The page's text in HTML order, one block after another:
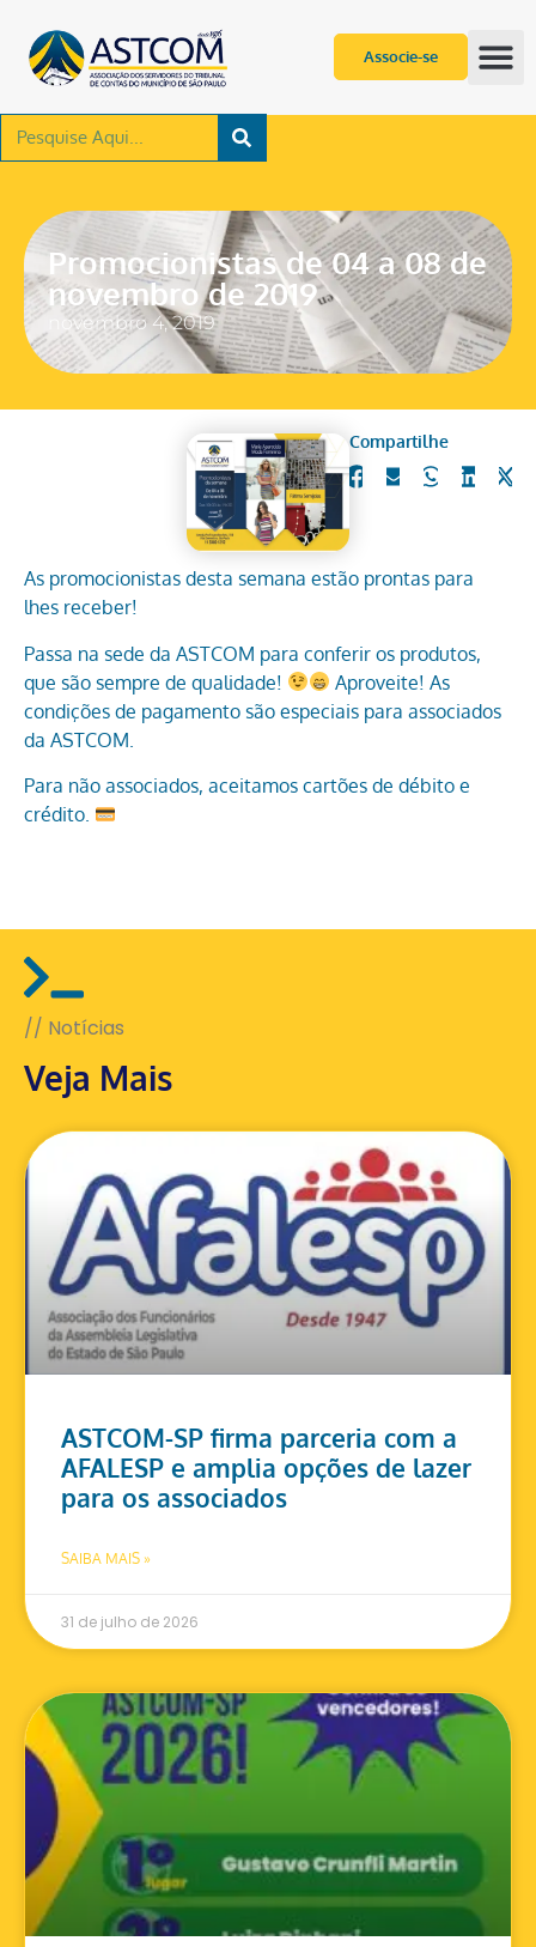
Associe-se
Promocionistas de 04 a 08 de
novembro de 2019
novembro 4, 2019
Compartilhe
As promocionistas desta semana estão prontas para
lhes receber!
Passa na sede da ASTCOM para conferir os produtos,
que são sempre de qualidade!
Aproveite! As
condições de pagamento são especiais para associados
da ASTCOM.
Para não associados, aceitamos cartões de débito e
crédito.
// Notícias
Veja Mais
ASTCOM-SP firma parceria com a
AFALESP e amplia opções de lazer
para os associados
SAIBA MAIS »
31 de julho de 2026